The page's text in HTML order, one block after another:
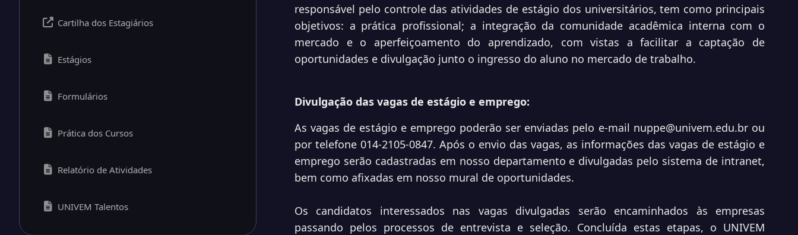
Cartilha dos Estagiários
Estágios
Formulários
Prática dos Cursos
Relatório de Atividades
UNIVEM Talentos
responsável pelo controle das atividades de estágio dos universitários, tem como principais
objetivos: a prática profissional; a integração da comunidade acadêmica interna com o
mercado e o aperfeiçoamento do aprendizado, com vistas a facilitar a captação de
oportunidades e divulgação junto o ingresso do aluno no mercado de trabalho.
Divulgação das vagas de estágio e emprego:
As vagas de estágio e emprego poderão ser enviadas pelo e-mail nuppe@univem.edu.br ou
por telefone 014-2105-0847. Após o envio das vagas, as informações das vagas de estágio e
emprego serão cadastradas em nosso departamento e divulgadas pelo sistema de intranet,
bem como afixadas em nosso mural de oportunidades.
Os candidatos interessados nas vagas divulgadas serão encaminhados às empresas
passando pelos processos de entrevista e seleção. Concluída estas etapas, o UNIVEM